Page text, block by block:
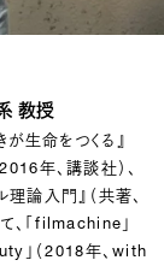
教授
生命をつくる』
年、講談社）、
論入門』（共著、
、「filmachine」
」（2018年、with